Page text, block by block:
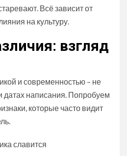
Всё зависит от
на культуру.
взгляд
и современностью – не
датах написания. Попробуем
которые часто видит
славится